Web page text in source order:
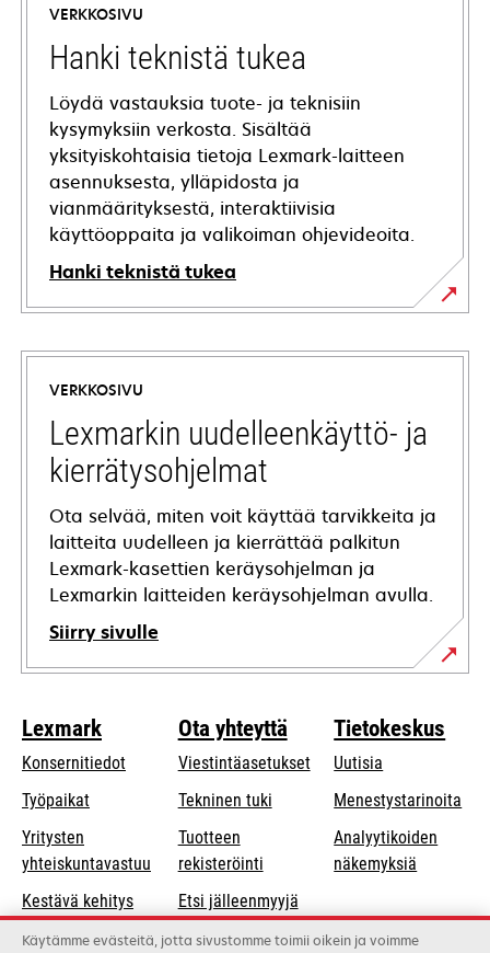
VERKKOSIVU
Hanki teknistä tukea
Löydä vastauksia tuote- ja teknisiin
kysymyksiin verkosta. Sisältää
yksityiskohtaisia tietoja Lexmark-laitteen
asennuksesta, ylläpidosta ja
vianmäärityksestä, interaktiivisia
käyttöoppaita ja valikoiman ohjevideoita.
Hanki teknistä tukea
opens
in
new
tab
VERKKOSIVU
Lexmarkin uudelleenkäyttö- ja
kierrätysohjelmat
Ota selvää, miten voit käyttää tarvikkeita ja
laitteita uudelleen ja kierrättää palkitun
Lexmark-kasettien keräysohjelman ja
Lexmarkin laitteiden keräysohjelman avulla.
Siirry sivulle
Lexmark
Konsernitiedot
Työpaikat
Yritysten
yhteiskuntavastuu opens
a
new
Kestävä kehitys
Lexmarkin
Ota yhteyttä
Viestintäasetukset
Tekninen tukiopens
tab
Tuotteen
rekisteröinti
Etsi jälleenmyyjä
Luettelo
Tietokeskus
Uutisia
Menestystarinoita
Analyytikoiden
näkemyksiä
Käytämme evästeitä, jotta sivustomme toimii oikein ja voimme